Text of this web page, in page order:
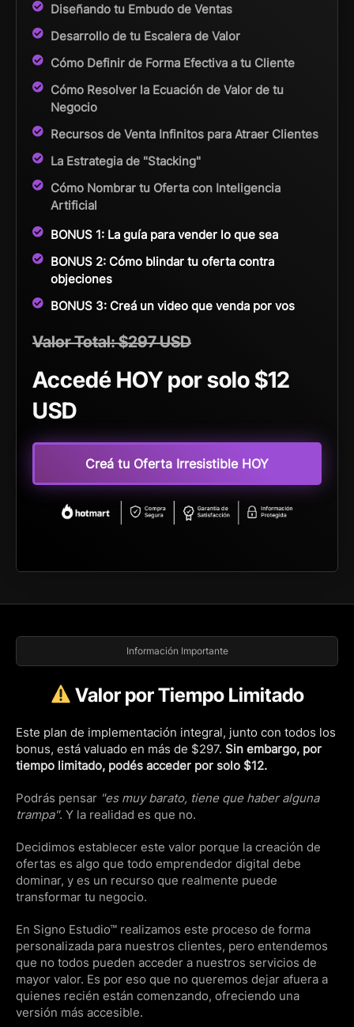
Diseñando tu Embudo de Ventas
Desarrollo de tu Escalera de Valor
Cómo Definir de Forma Efectiva a tu Cliente
Cómo Resolver la Ecuación de Valor de tu
Negocio
Recursos de Venta Infinitos para Atraer Clientes
La Estrategia de "Stacking"
Cómo Nombrar tu Oferta con Inteligencia
Artificial
BONUS 1: La guía para vender lo que sea
BONUS 2: Cómo blindar tu oferta contra
objeciones
BONUS 3: Creá un video que venda por vos
Valor Total: $297 USD
Accedé HOY por solo $12
USD
Creá tu Oferta Irresistible HOY
Información Importante
Valor por Tiempo Limitado
Este plan de implementación integral, junto con todos los
bonus, está valuado en más de $297. Sin embargo, por
tiempo limitado, podés acceder por solo $12.
Podrás pensar "es muy barato, tiene que haber alguna
trampa". Y la realidad es que no.
Decidimos establecer este valor porque la creación de
ofertas es algo que todo emprendedor digital debe
dominar, y es un recurso que realmente puede
transformar tu negocio.
En Signo Estudio™ realizamos este proceso de forma
personalizada para nuestros clientes, pero entendemos
que no todos pueden acceder a nuestros servicios de
mayor valor. Es por eso que no queremos dejar afuera a
quienes recién están comenzando, ofreciendo una
versión más accesible.